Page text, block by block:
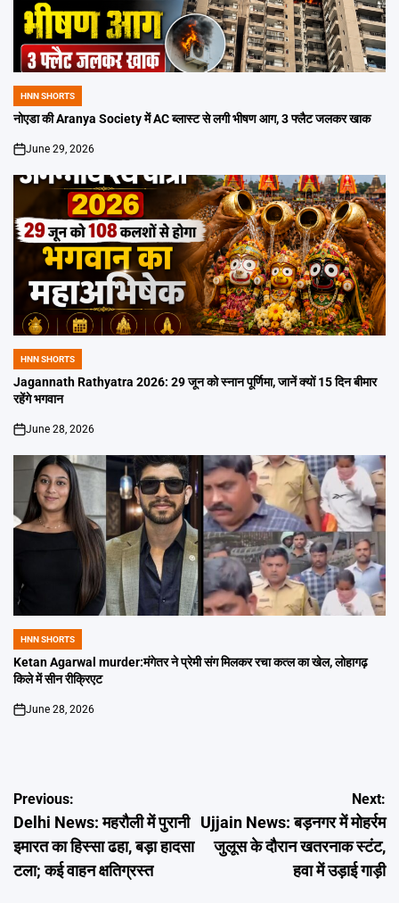
POSTED
IN
HNN SHORTS
नोएडा की Aranya Society में AC ब्लास्ट से लगी भीषण आग, 3 फ्लैट जलकर खाक
on
June 29, 2026
POSTED
IN
HNN SHORTS
Jagannath Rathyatra 2026: 29 जून को स्नान पूर्णिमा, जानें क्यों 15 दिन बीमार
रहेंगे भगवान
on
June 28, 2026
POSTED
IN
HNN SHORTS
Ketan Agarwal murder:मंगेतर ने प्रेमी संग मिलकर रचा कत्ल का खेल, लोहागढ़
किले में सीन रीक्रिएट
on
June 28, 2026
Post
navigation
Previous:
Delhi News: महरौली में पुरानी
इमारत का हिस्सा ढहा, बड़ा हादसा
टला; कई वाहन क्षतिग्रस्त
Next:
Ujjain News: बड़नगर में मोहर्रम
जुलूस के दौरान खतरनाक स्टंट,
हवा में उड़ाई गाड़ी